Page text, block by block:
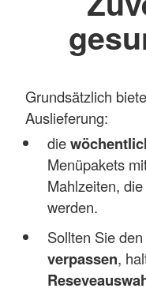
Grundsätzlich
Auslieferung:
die
Menüpakets
Mahlzeiten,
werden.
Sollten Sie den
verpassen,